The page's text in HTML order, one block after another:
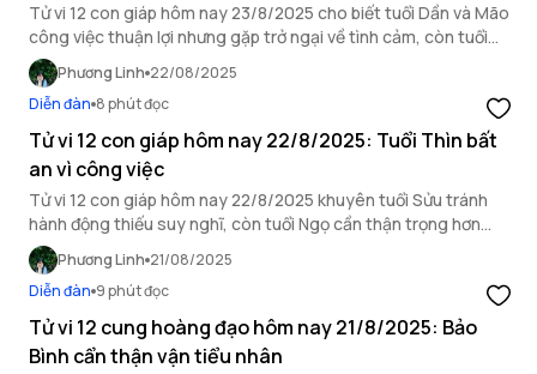
Tử vi 12 con giáp hôm nay 23/8/2025 cho biết tuổi Dần và Mão
công việc thuận lợi nhưng gặp trở ngại về tình cảm, còn tuổi
Dậu may mắn ngập tràn.
Phương Linh 22/08/2025
Diễn đàn 8 phút đọc
Tử vi 12 con giáp hôm nay 22/8/2025: Tuổi Thìn bất
an vì công việc
Tử vi 12 con giáp hôm nay 22/8/2025 khuyên tuổi Sửu tránh
hành động thiếu suy nghĩ, còn tuổi Ngọ cần thận trọng hơn
trong mối quan hệ xã giao.
Phương Linh 21/08/2025
Diễn đàn 9 phút đọc
Tử vi 12 cung hoàng đạo hôm nay 21/8/2025: Bảo
Bình cẩn thận vận tiểu nhân